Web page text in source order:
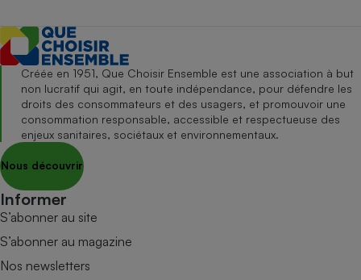
Créée en 1951, Que Choisir Ensemble est une association à but
non lucratif qui agit, en toute indépendance, pour défendre les
droits des consommateurs et des usagers, et promouvoir une
consommation responsable, accessible et respectueuse des
enjeux sanitaires, sociétaux et environnementaux.
Nous découvrir
Informer
S’abonner au site
S’abonner au magazine
Nos newsletters